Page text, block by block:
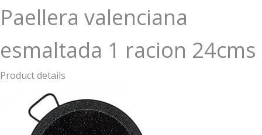
Paellera valenciana
esmaltada 1 racion 24cms
Product details